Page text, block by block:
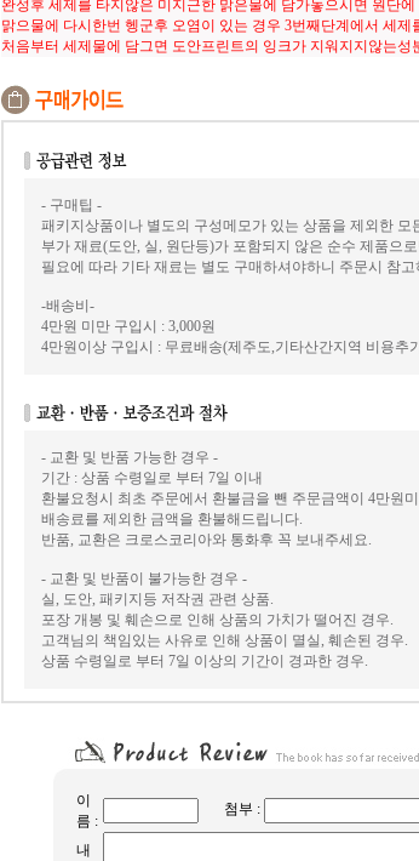
완성후 세제를 타지않은 미지근한 맑은물에 담가놓으시면 원단
맑으물에 다시한번 헹군후 오염이 있는 경우 3번째단계에서 세제
처음부터 세제물에 담그면 도안프린트의 잉크가 지워지지않는성
- 구매팁 -
패키지상품이나 별도의 구성메모가 있는 상품을 제외한
부가 재료(도안, 실, 원단등)가 포함되지 않은 순수 제품으
필요에 따라 기타 재료는 별도 구매하셔야하니 주문시 참고
-배송비-
4만원 미만 구입시 : 3,000원
4만원이상 구입시 : 무료배송(제주도,기타산간지역 비용추
- 교환 및 반품 가능한 경우 -
기간 : 상품 수령일로 부터 7일 이내
환불요청시 최초 주문에서 환불금을 뺀 주문금액이 4만원
배송료를 제외한 금액을 환불해드립니다.
반품, 교환은 크로스코리아와 통화후 꼭 보내주세요.
- 교환 및 반품이 불가능한 경우 -
실, 도안, 패키지등 저작권 관련 상품.
포장 개봉 및 훼손으로 인해 상품의 가치가 떨어진 경우.
고객님의 책임있는 사유로 인해 상품이 멸실, 훼손된 경우.
상품 수령일로 부터 7일 이상의 기간이 경과한 경우.
이
름 :
첨부 :
내